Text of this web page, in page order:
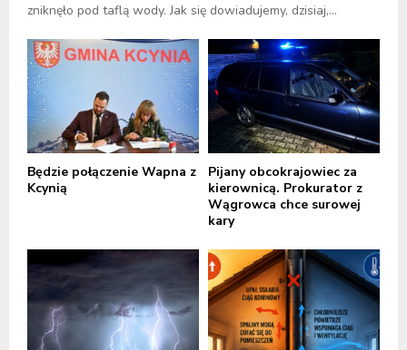
zniknęło pod taflą wody. Jak się dowiadujemy, dzisiaj,...
Będzie połączenie Wapna z
Kcynią
Pijany obcokrajowiec za
kierownicą. Prokurator z
Wągrowca chce surowej
kary